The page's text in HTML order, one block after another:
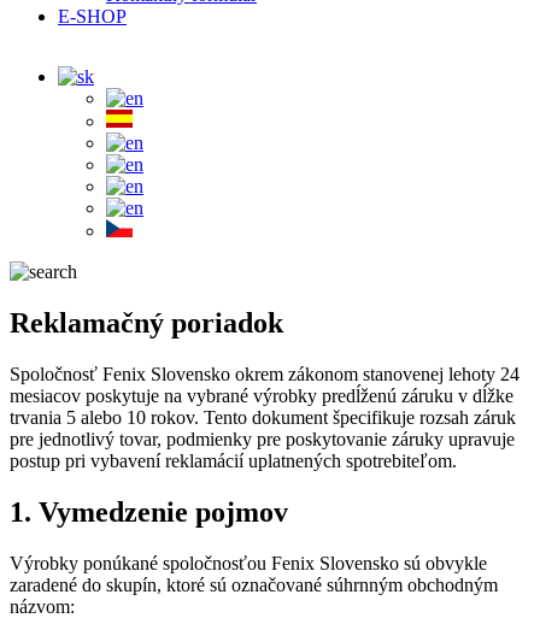
E-SHOP
Reklamačný poriadok
Spoločnosť Fenix Slovensko okrem zákonom stanovenej lehoty 24
mesiacov poskytuje na vybrané výrobky predĺženú záruku v dĺžke
trvania 5 alebo 10 rokov. Tento dokument špecifikuje rozsah záruk
pre jednotlivý tovar, podmienky pre poskytovanie záruky upravuje
postup pri vybavení reklamácií uplatnených spotrebiteľom.
1. Vymedzenie pojmov
Výrobky ponúkané spoločnosťou Fenix Slovensko sú obvykle
zaradené do skupín, ktoré sú označované súhrnným obchodným
názvom: